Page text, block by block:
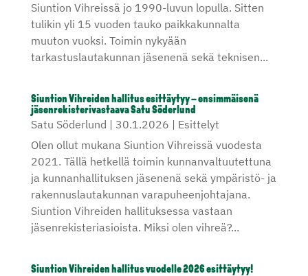
Siuntion Vihreissä jo 1990-luvun lopulla. Sitten
tulikin yli 15 vuoden tauko paikkakunnalta
muuton vuoksi. Toimin nykyään
tarkastuslautakunnan jäsenenä sekä teknisen...
Siuntion Vihreiden hallitus esittäytyy – ensimmäisenä
jäsenrekisterivastaava Satu Söderlund
Satu Söderlund | 30.1.2026 | Esittelyt
Olen ollut mukana Siuntion Vihreissä vuodesta
2021. Tällä hetkellä toimin kunnanvaltuutettuna
ja kunnanhallituksen jäsenenä sekä ympäristö- ja
rakennuslautakunnan varapuheenjohtajana.
Siuntion Vihreiden hallituksessa vastaan
jäsenrekisteriasioista. Miksi olen vihreä?...
Siuntion Vihreiden hallitus vuodelle 2026 esittäytyy!